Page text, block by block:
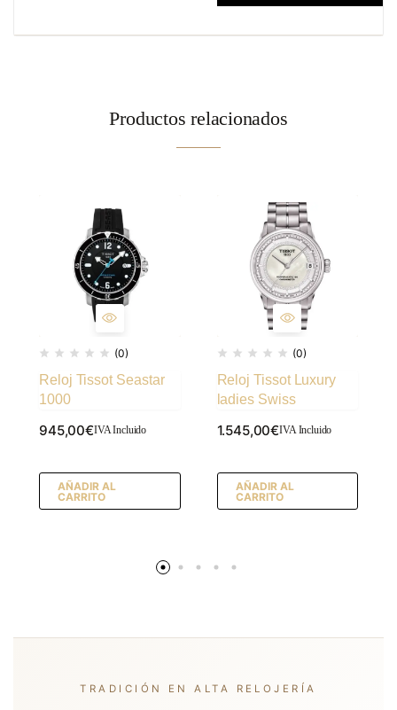
Productos relacionados
(0)
Reloj Tissot Seastar
1000
945,00€IVA Incluido
AÑADIR AL
CARRITO
(0)
Reloj Tissot Luxury
ladies Swiss
1.545,00€IVA Incluido
AÑADIR AL
CARRITO
TRADICIÓN EN ALTA RELOJERÍA